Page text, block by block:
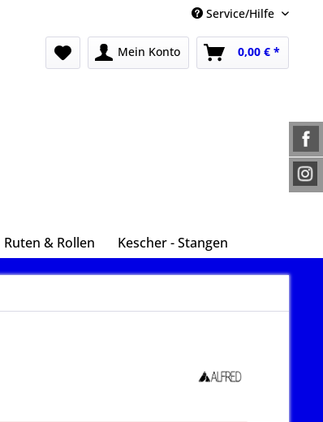
Service/Hilfe
Mein Konto 0,00 € *
Ruten & Rollen Kescher - Stangen